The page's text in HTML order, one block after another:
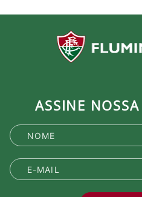
ASSINE